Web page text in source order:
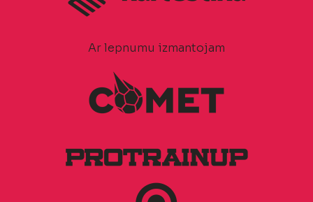
Ar lepnumu izmantojam